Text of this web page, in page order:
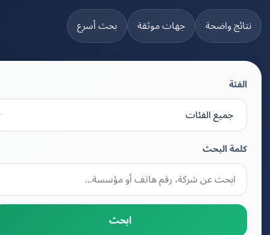
واضحة جهات موثقة بحث أسرع
كلمة البحث
ابحث